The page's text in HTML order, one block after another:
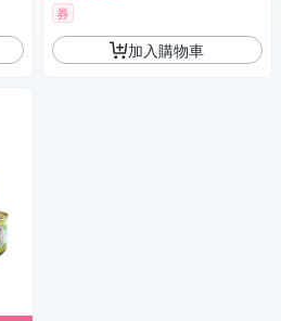
券
加入購物車